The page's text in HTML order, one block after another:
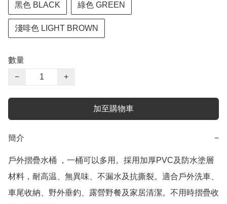
黑色 BLACK 綠色 GREEN
淺啡色 LIGHT BROWN
數量
−
+
加至購物車
簡介 −
戶外摺疊水桶 ，一桶可以多用。採用加厚PVC及防水塗層
材料，耐高温、無異味、不漏水及抗撕裂。適合戶外洗車、
車尾收納、野外垂釣、露營野餐及家居清潔。不用時摺疊收